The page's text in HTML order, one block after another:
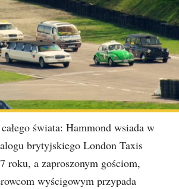
świata: Hammond wsiada w
brytyjskiego London Taxis
roku, a zaproszonym gościom,
wyścigowym przypada